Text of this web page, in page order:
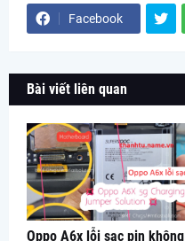
Facebook
Bài viết liên quan
Oppo A6x lỗi sạc pin không